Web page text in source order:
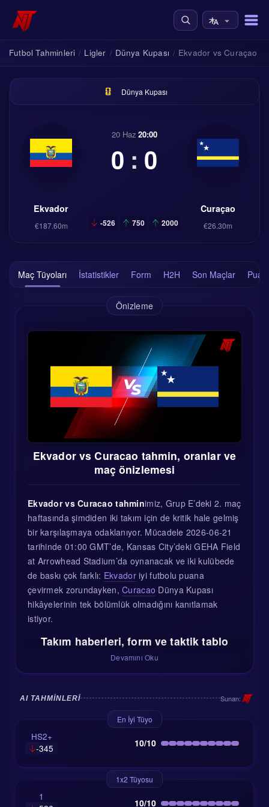
Futbol Tahminleri / Ligler / Dünya Kupası / Ekvador vs Curaçao
Dünya Kupası
Ekvador
€187.60m
20 Haz 20:00
0 : 0
-526 750 2000
Curaçao
€26.30m
Maç Tüyoları İstatistikler Form H2H Son Maçlar
Önizleme
Ekvador vs Curacao tahmin, oranlar ve
maç önizlemesi
Ekvador vs Curacao tahminimiz, Grup E’deki 2. maç
haftasında şimdiden iki takım için de kritik hale gelmiş
bir karşılaşmaya odaklanıyor. Mücadele 2026-06-21
tarihinde 01:00 GMT’de, Kansas City’deki GEHA Field
at Arrowhead Stadium’da oynanacak ve iki kulübede
de baskı çok farklı: Ekvadoriyi futbolu puana
çevirmek zorundayken,Curacao Dünya Kupası
hikâyelerinin tek bölümlük olmadığını kanıtlamak
istiyor.
Takım haberleri, form ve taktik tablo
Ekvador turnuvaya ciddi bir saygıyla geldi ama ilk
Amad Diallo’nun geç golüyle 1-0 yenildi; üstelik maçta
yüzde 55 topa sahip olmalarına ve iki kez direğe
takılmalarına rağmen. Bu sonuç can yakıcıydı çünkü
Ekvador turnuva öncesinde 19 maçlık yenilmezlik
sadece topun kendilerine küs olduğu gecelerden
Devamını Oku
AI TAHMINLERI Sunan:
En İyi Tüyo
HS2+
-345
10/10
1x2 Tüyosu
1
10/10